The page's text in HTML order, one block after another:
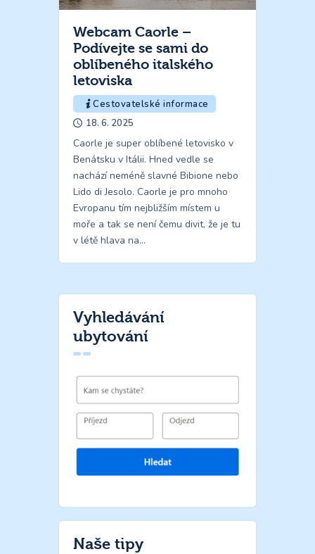
Webcam Caorle –
Podívejte se sami do
oblíbeného italského
letoviska
Cestovatelské informace
18. 6. 2025
Caorle je super oblíbené letovisko v
Benátsku v Itálii. Hned vedle se
nachází neméně slavné Bibione nebo
Lido di Jesolo. Caorle je pro mnoho
Evropanu tím nejbližším místem u
moře a tak se není čemu divit, že je tu
v létě hlava na…
Vyhledávání
ubytování
Naše tipy